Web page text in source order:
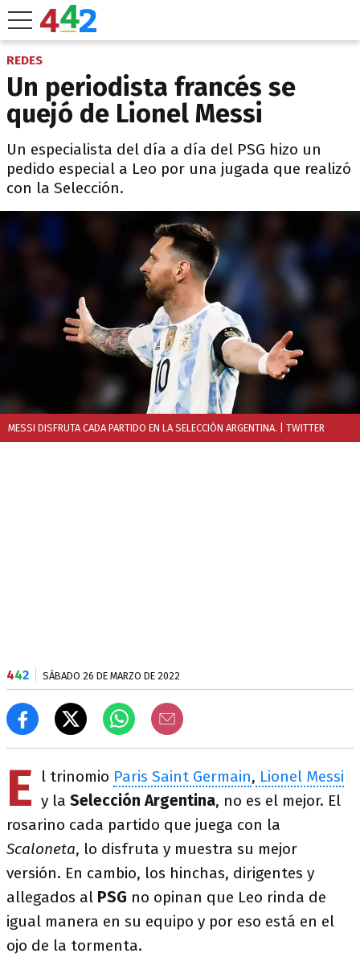
REDES
Un periodista francés se
quejó de Lionel Messi
Un especialista del día a día del PSG hizo un
pedido especial a Leo por una jugada que realizó
con la Selección.
MESSI DISFRUTA CADA PARTIDO EN LA SELECCIÓN ARGENTINA. | TWITTER
442 SÁBADO 26 DE MARZO DE 2022
E l trinomio Paris Saint Germain, Lionel Messi
y la Selección Argentina, no es el mejor. El
rosarino cada partido que juega con la
Scaloneta, lo disfruta y muestra su mejor
versión. En cambio, los hinchas, dirigentes y
allegados al PSG no opinan que Leo rinda de
igual manera en su equipo y por eso está en el
ojo de la tormenta.